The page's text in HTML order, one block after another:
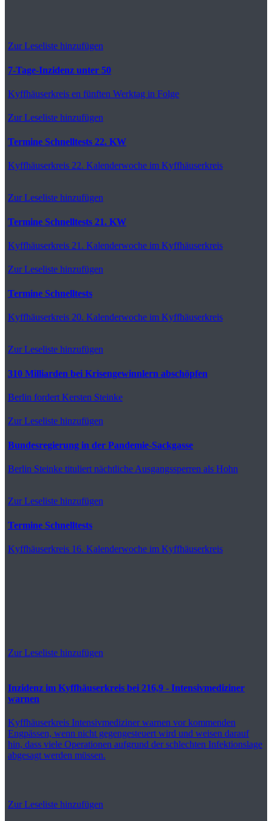
Zur Leseliste hinzufügen
7-Tage-Inzidenz unter 50
Kyffhäuserkreis en fünften Werktag in Folge
Zur Leseliste hinzufügen
Termine Schnelltests 22. KW
Kyffhäuserkreis 22. Kalenderwoche im Kyffhäuserkreis
Zur Leseliste hinzufügen
Termine Schnelltests 21. KW
Kyffhäuserkreis 21. Kalenderwoche im Kyffhäuserkreis
Zur Leseliste hinzufügen
Termine Schnelltests
Kyffhäuserkreis 20. Kalenderwoche im Kyffhäuserkreis
Zur Leseliste hinzufügen
310 Milliarden bei Krisengewinnlern abschöpfen
Berlin fordert Kersten Steinke
Zur Leseliste hinzufügen
Bundesregierung in der Pandemie-Sackgasse
Berlin Steinke tituliert nächtliche Ausgangssperren als Hohn
Zur Leseliste hinzufügen
Termine Schnelltests
Kyffhäuserkreis 16. Kalenderwoche im Kyffhäuserkreis
Zur Leseliste hinzufügen
Inzidenz im Kyffhäuserkreis bei 216,9 - Intensivmediziner
warnen
Kyffhäuserkreis Intensivmediziner warnen vor kommenden
Engpässen, wenn nicht gegengesteuert wird und weisen darauf
hin, dass viele Operationen aufgrund der schlechten Infektionslage
abgesagt werden müssen.
Zur Leseliste hinzufügen